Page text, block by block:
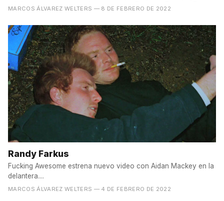
MARCOS ÁLVAREZ WELTERS — 8 DE FEBRERO DE 2022
Randy Farkus
Fucking Awesome estrena nuevo video con Aidan Mackey en la
delantera....
MARCOS ÁLVAREZ WELTERS — 4 DE FEBRERO DE 2022